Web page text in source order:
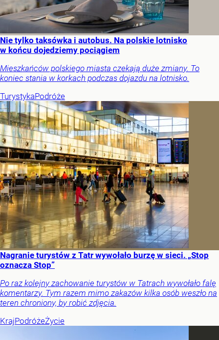
Nie tylko taksówka i autobus. Na polskie lotnisko
w końcu dojedziemy pociągiem
Mieszkańców polskiego miasta czekają duże zmiany. To
koniec stania w korkach podczas dojazdu na lotnisko.
TurystykaPodróże
Nagranie turystów z Tatr wywołało burzę w sieci. „Stop
oznacza Stop”
Po raz kolejny zachowanie turystów w Tatrach wywołało falę
komentarzy. Tym razem mimo zakazów kilka osób weszło na
teren chroniony, by robić zdjęcia.
KrajPodróżeŻycie